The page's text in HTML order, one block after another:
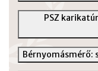
PSZ
Bérnyomásmérő: